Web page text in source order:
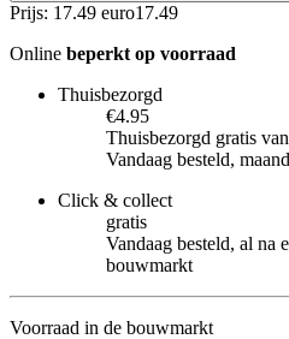
Prijs: 17.49 euro17.49
Online beperkt op voorraad
Thuisbezorgd
€4.95
Thuisbezorgd gratis
Vandaag besteld,
Click & collect
gratis
Vandaag besteld, al na
bouwmarkt
Voorraad in de bouwmarkt